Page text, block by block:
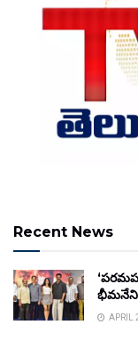
Recent News
భీమనేని
APRIL